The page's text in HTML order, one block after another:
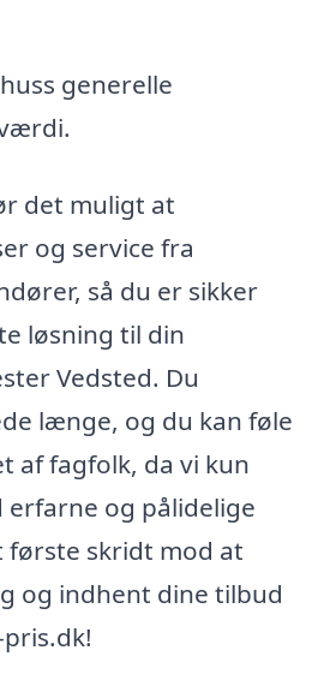
generelle
det muligt at
og service fra
så du er sikker
løsning til din
Vedsted. Du
længe, og du kan føle
af fagfolk, da vi kun
erfarne og pålidelige
første skridt mod at
og indhent dine tilbud